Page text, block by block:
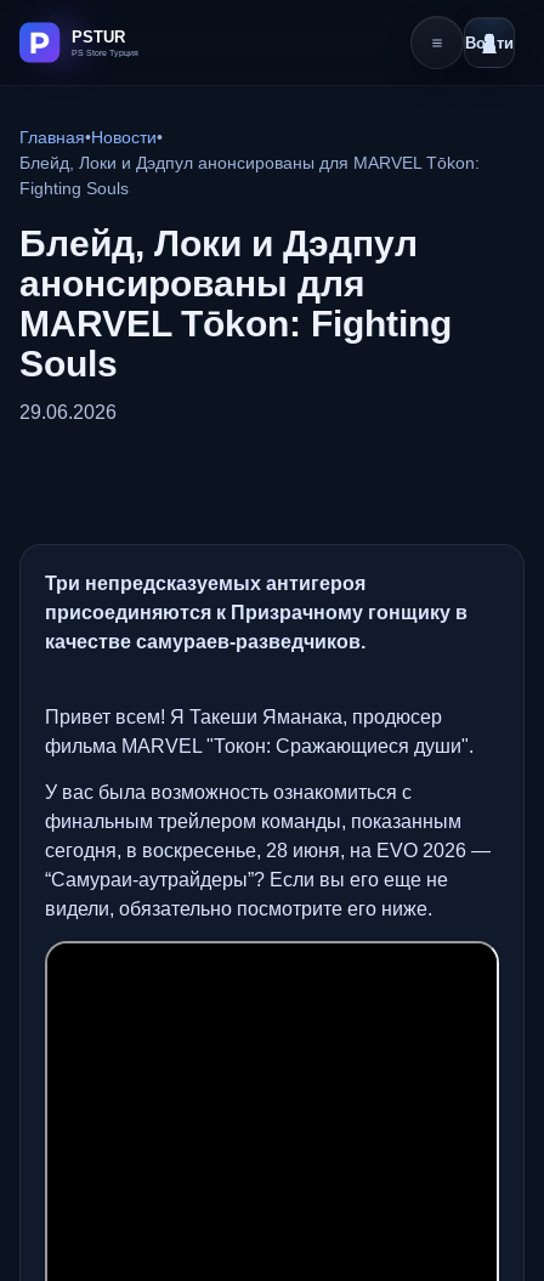
Войти
Главная•Новости•
Блейд, Локи и Дэдпул анонсированы для MARVEL Tōkon:
Fighting Souls
Блейд, Локи и Дэдпул
анонсированы для
MARVEL Tōkon: Fighting
Souls
29.06.2026
Три непредсказуемых антигероя
присоединяются к Призрачному гонщику в
качестве самураев-разведчиков.
Привет всем! Я Такеши Яманака, продюсер
фильма MARVEL "Токон: Сражающиеся души".
У вас была возможность ознакомиться с
финальным трейлером команды, показанным
сегодня, в воскресенье, 28 июня, на EVO 2026 —
“Самураи-аутрайдеры”? Если вы его еще не
видели, обязательно посмотрите его ниже.